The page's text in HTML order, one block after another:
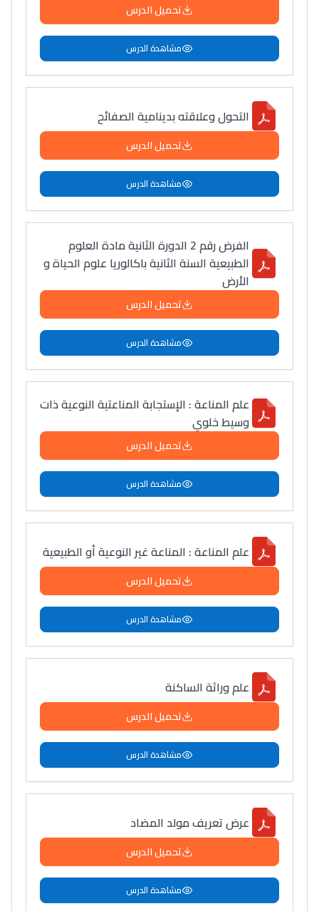
تحميل الدرس
مشاهدة الدرس
التحول وعلاقته بدينامية الصفائح
تحميل الدرس
مشاهدة الدرس
الفرض رقم 2 الدورة الثانية مادة العلوم
الطبيعية السنة الثانية باكالوريا علوم الحياة و
الأرض
تحميل الدرس
مشاهدة الدرس
علم المناعة : الإستجابة المناعتية النوعية ذات
وسيط خلوي
تحميل الدرس
مشاهدة الدرس
علم المناعة : المناعة غير النوعية أو الطبيعية
تحميل الدرس
مشاهدة الدرس
علم وراثة الساكنة
تحميل الدرس
مشاهدة الدرس
عرض تعريف مولد المضاد
تحميل الدرس
مشاهدة الدرس